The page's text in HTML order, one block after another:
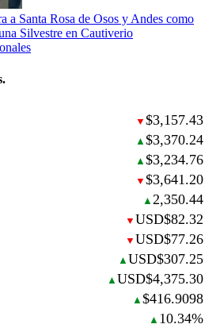
a Santa Rosa de Osos y Andes como
Silvestre en Cautiverio
▼ $3,157.43
▲ $3,370.24
▲ $3,234.76
▼ $3,641.20
▲ 2,350.44
▼ USD$82.32
▼ USD$77.26
▲ USD$307.25
▲ USD$4,375.30
▲ $416.9098
▲ 10.34%